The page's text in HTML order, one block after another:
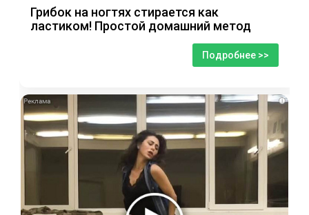
Грибок на ногтях стирается как
ластиком! Простой домашний метод
Подробнее >>
i